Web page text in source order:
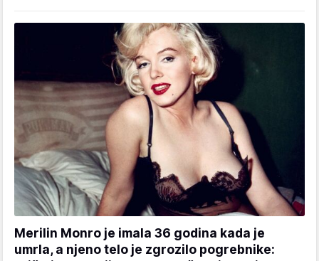
Merilin Monro je imala 36 godina kada je
umrla, a njeno telo je zgrozilo pogrebnike: